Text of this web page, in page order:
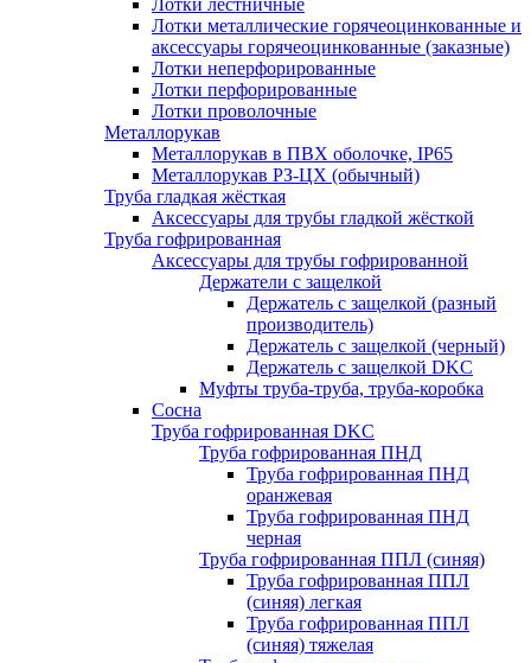
Лотки металлические горячеоцинкованные и
аксессуары горячеоцинкованные (заказные)
Лотки неперфорированные
Лотки перфорированные
Лотки проволочные
Металлорукав
Металлорукав в ПВХ оболочке, IP65
Металлорукав РЗ-ЦХ (обычный)
Труба гладкая жёсткая
Аксессуары для трубы гладкой жёсткой
Труба гофрированная
Аксессуары для трубы гофрированной
Держатели с защелкой
Держатель с защелкой (разный
производитель)
Держатель с защелкой (черный)
Держатель с защелкой DKC
Муфты труба-труба, труба-коробка
Сосна
Труба гофрированная DKC
Труба гофрированная ПНД
Труба гофрированная ПНД
оранжевая
Труба гофрированная ПНД
черная
Труба гофрированная ППЛ (синяя)
Труба гофрированная ППЛ
(синяя) легкая
Труба гофрированная ППЛ
(синяя) тяжелая